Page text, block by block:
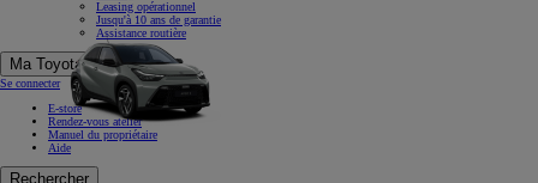
Leasing opérationnel
Jusqu'à 10 ans de garantie
Assistance routière
Ma Toyota
Se connecter
E-store
Rendez-vous atelier
Manuel du propriétaire
Aide
Rechercher